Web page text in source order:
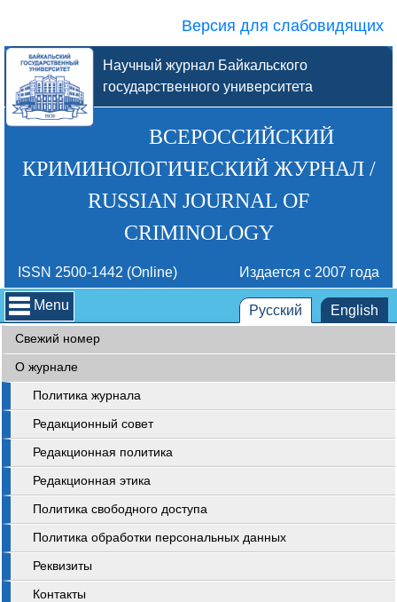
Версия для слабовидящих
Научный журнал Байкальского
государственного университета
ВСЕРОССИЙСКИЙ
КРИМИНОЛОГИЧЕСКИЙ ЖУРНАЛ /
RUSSIAN JOURNAL OF
CRIMINOLOGY
ISSN 2500-1442 (Online) Издается с 2007 года
Menu Русский English
Свежий номер
О журнале
Политика журнала
Редакционный совет
Редакционная политика
Редакционная этика
Политика свободного доступа
Политика обработки персональных данных
Реквизиты
Контакты